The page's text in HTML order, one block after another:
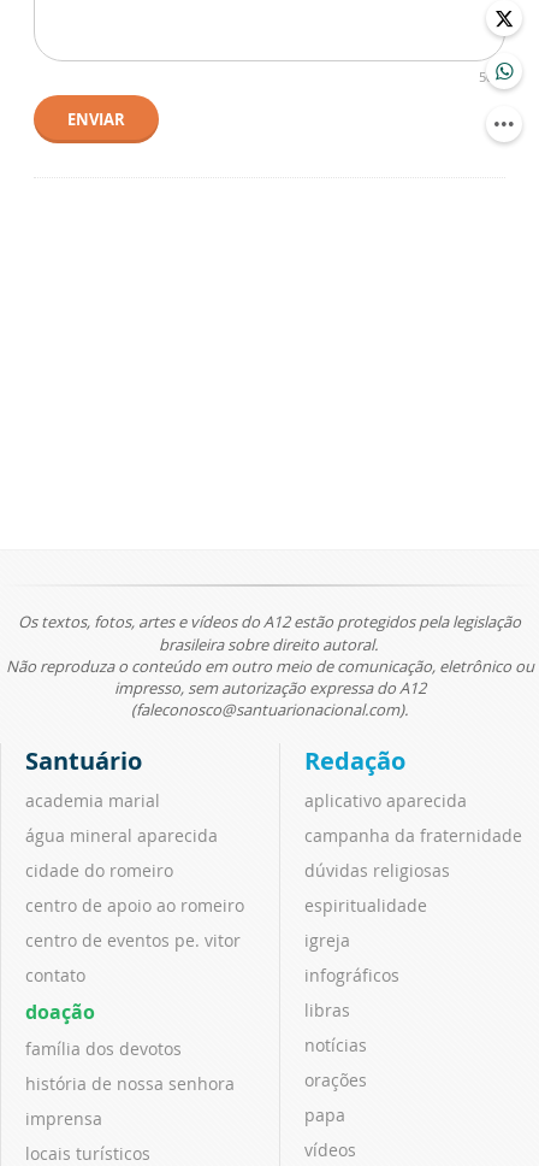
500
ENVIAR
Os textos, fotos, artes e vídeos do A12 estão protegidos pela legislação
brasileira sobre direito autoral.
Não reproduza o conteúdo em outro meio de comunicação, eletrônico ou
impresso, sem autorização expressa do A12
(faleconosco@santuarionacional.com).
Santuário
academia marial
água mineral aparecida
cidade do romeiro
centro de apoio ao romeiro
centro de eventos pe. vitor
contato
doação
família dos devotos
história de nossa senhora
imprensa
locais turísticos
Redação
aplicativo aparecida
campanha da fraternidade
dúvidas religiosas
espiritualidade
igreja
infográficos
libras
notícias
orações
papa
vídeos